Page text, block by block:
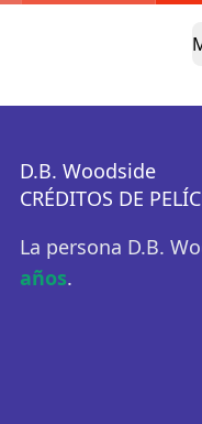
D.B. Woodside
CRÉDITOS DE
La persona D.B.
años.